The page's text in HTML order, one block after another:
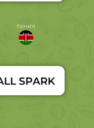
Кения